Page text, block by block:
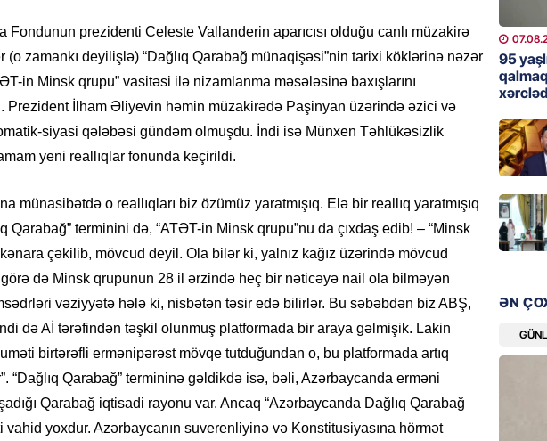
Fondunun prezidenti Celeste Vallanderin aparıcısı olduğu canlı müzakirə
(o zamankı deyilişlə) “Dağlıq Qarabağ münaqişəsi”nin tarixi köklərinə nəzər
in Minsk qrupu” vasitəsi ilə nizamlanma məsələsinə baxışlarını
Prezident İlham Əliyevin həmin müzakirədə Paşinyan üzərində əzici və
siyasi qələbəsi gündəm olmuşdu. İndi isə Münxen Təhlükəsizlik
yeni reallıqlar fonunda keçirildi.
münasibətdə o reallıqları biz özümüz yaratmışıq. Elə bir reallıq yaratmışıq
Qarabağ” terminini də, “ATƏT-in Minsk qrupu”nu da çıxdaş edib! – “Minsk
çəkilib, mövcud deyil. Ola bilər ki, yalnız kağız üzərində mövcud
də Minsk qrupunun 28 il ərzində heç bir nəticəyə nail ola bilməyən
vəziyyətə hələ ki, nisbətən təsir edə bilirlər. Bu səbəbdən biz ABŞ,
də Aİ tərəfindən təşkil olunmuş platformada bir araya gəlmişik. Lakin
birtərəfli ermənipərəst mövqe tutduğundan o, bu platformada artıq
“Dağlıq Qarabağ” termininə gəldikdə isə, bəli, Azərbaycanda erməni
Qarabağ iqtisadi rayonu var. Ancaq “Azərbaycanda Dağlıq Qarabağ
vahid yoxdur. Azərbaycanın suverenliyinə və Konstitusiyasına hörmət
MANŞET
“Birgə
İDMAN
HADISƏ
95
ƏN